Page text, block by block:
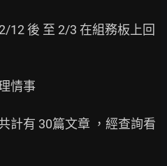
12 後 至 2/3 在組務板上回
情事
計有 30篇文章 ，經查詢看